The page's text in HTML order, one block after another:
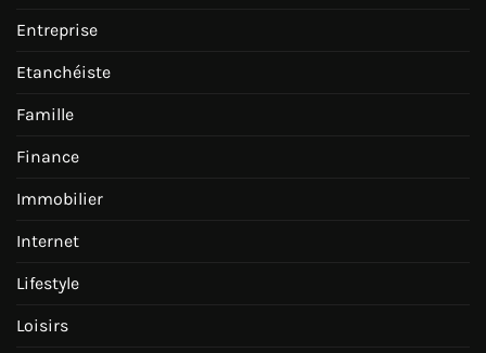
Entreprise
Etanchéiste
Famille
Finance
Immobilier
Internet
Lifestyle
Loisirs